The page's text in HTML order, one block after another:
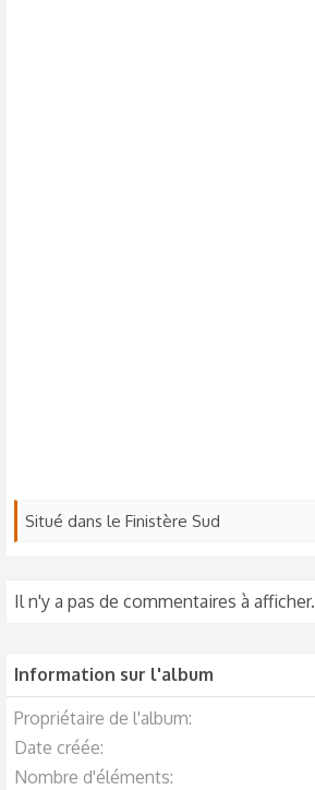
Situé dans le Finistère Sud
Il n'y a pas de commentaires à afficher.
Information sur l'album
Propriétaire de l'album
Date créée
Nombre d'éléments